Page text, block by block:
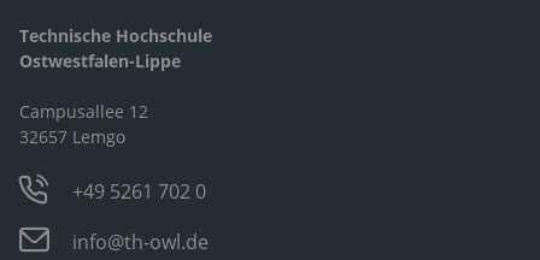
Technische Hochschule
Ostwestfalen-Lippe
Campusallee 12
32657 Lemgo
+49 5261 702 0
info@th-owl.de